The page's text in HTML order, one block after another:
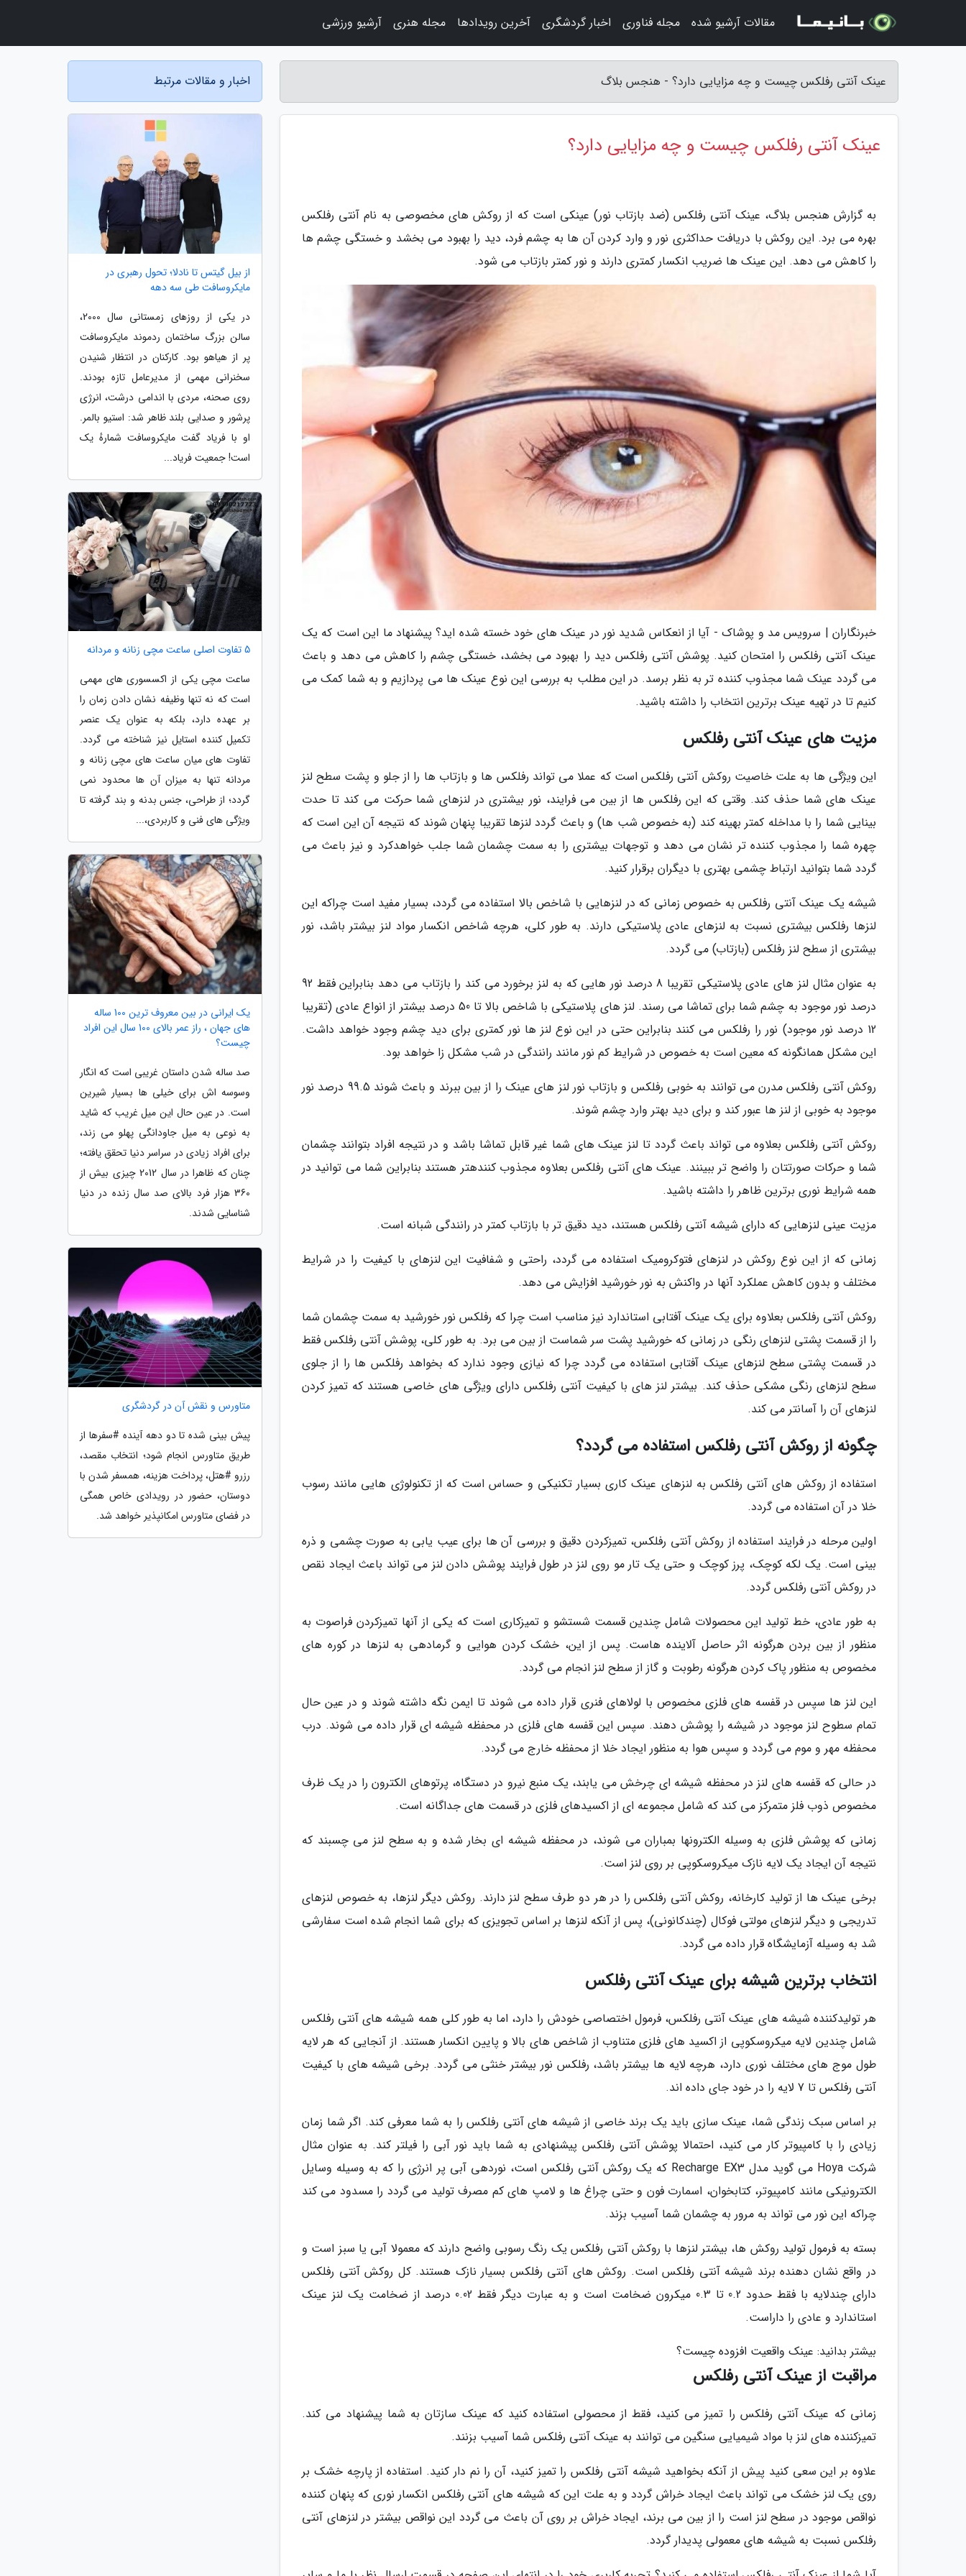
عینک آنتی رفلکس چیست و چه مزایایی دارد؟ - هنجس بلاگ
عینک آنتی رفلکس چیست و چه مزایایی دارد؟
به گزارش هنجس بلاگ، عینک آنتی رفلکس (ضد بازتاب نور) عینکی است که از روکش های مخصوصی به نام آنتی رفلکس
بهره می برد. این روکش با دریافت حداکثری نور و وارد کردن آن ها به چشم فرد، دید را بهبود می بخشد و خستگی چشم ها
را کاهش می دهد. این عینک ها ضریب انکسار کمتری دارند و نور کمتر بازتاب می شود.
خبرنگاران | سرویس مد و پوشاک - آیا از انعکاس شدید نور در عینک های خود خسته شده اید؟ پیشنهاد ما این است که یک
عینک آنتی رفلکس را امتحان کنید. پوشش آنتی رفلکس دید را بهبود می بخشد، خستگی چشم را کاهش می دهد و باعث
می گردد عینک شما مجذوب کننده تر به نظر برسد. در این مطلب به بررسی این نوع عینک ها می پردازیم و به شما کمک می
کنیم تا در تهیه عینک برترین انتخاب را داشته باشید.
مزیت های عینک آنتی رفلکس
این ویژگی ها به علت خاصیت روکش آنتی رفلکس است که عملا می تواند رفلکس ها و بازتاب ها را از جلو و پشت سطح لنز
عینک های شما حذف کند. وقتی که این رفلکس ها از بین می فرایند، نور بیشتری در لنزهای شما حرکت می کند تا حدت
بینایی شما را با مداخله کمتر بهینه کند (به خصوص شب ها) و باعث گردد لنزها تقریبا پنهان شوند که نتیجه آن این است که
چهره شما را مجذوب کننده تر نشان می دهد و توجهات بیشتری را به سمت چشمان شما جلب خواهدکرد و نیز باعث می
گردد شما بتوانید ارتباط چشمی بهتری با دیگران برقرار کنید.
شیشه یک عینک آنتی رفلکس به خصوص زمانی که در لنزهایی با شاخص بالا استفاده می گردد، بسیار مفید است چراکه این
لنزها رفلکس بیشتری نسبت به لنزهای عادی پلاستیکی دارند. به طور کلی، هرچه شاخص انکسار مواد لنز بیشتر باشد، نور
بیشتری از سطح لنز رفلکس (بازتاب) می گردد.
به عنوان مثال لنز های عادی پلاستیکی تقریبا 8 درصد نور هایی که به لنز برخورد می کند را بازتاب می دهد بنابراین فقط 92
درصد نور موجود به چشم شما برای تماشا می رسند. لنز های پلاستیکی با شاخص بالا تا 50 درصد بیشتر از انواع عادی (تقریبا
12 درصد نور موجود) نور را رفلکس می کنند بنابراین حتی در این نوع لنز ها نور کمتری برای دید چشم وجود خواهد داشت.
این مشکل همانگونه که معین است به خصوص در شرایط کم نور مانند رانندگی در شب مشکل زا خواهد بود.
روکش آنتی رفلکس مدرن می توانند به خوبی رفلکس و بازتاب نور لنز های عینک را از بین ببرند و باعث شوند 99.5 درصد نور
موجود به خوبی از لنز ها عبور کند و برای دید بهتر وارد چشم شوند.
روکش آنتی رفلکس بعلاوه می تواند باعث گردد تا لنز عینک های شما غیر قابل تماشا باشد و در نتیجه افراد بتوانند چشمان
شما و حرکات صورتتان را واضح تر ببینند. عینک های آنتی رفلکس بعلاوه مجذوب کنندهتر هستند بنابراین شما می توانید در
همه شرایط نوری برترین ظاهر را داشته باشید.
مزیت عینی لنزهایی که دارای شیشه آنتی رفلکس هستند، دید دقیق تر با بازتاب کمتر در رانندگی شبانه است.
زمانی که از این نوع روکش در لنزهای فتوکرومیک استفاده می گردد، راحتی و شفافیت این لنزهای با کیفیت را در شرایط
مختلف و بدون کاهش عملکرد آنها در واکنش به نور خورشید افزایش می دهد.
روکش آنتی رفلکس بعلاوه برای یک عینک آفتابی استاندارد نیز مناسب است چرا که رفلکس نور خورشید به سمت چشمان شما
را از قسمت پشتی لنزهای رنگی در زمانی که خورشید پشت سر شماست از بین می برد. به طور کلی، پوشش آنتی رفلکس فقط
در قسمت پشتی سطح لنزهای عینک آفتابی استفاده می گردد چرا که نیازی وجود ندارد که بخواهد رفلکس ها را از جلوی
سطح لنزهای رنگی مشکی حذف کند. بیشتر لنز های با کیفیت آنتی رفلکس دارای ویژگی های خاصی هستند که تمیز کردن
لنزهای آن را آسانتر می کند.
چگونه از روکش آنتی رفلکس استفاده می گردد؟
استفاده از روکش های آنتی رفلکس به لنزهای عینک کاری بسیار تکنیکی و حساس است که از تکنولوژی هایی مانند رسوب
خلا در آن استفاده می گردد.
اولین مرحله در فرایند استفاده از روکش آنتی رفلکس، تمیزکردن دقیق و بررسی آن ها برای عیب یابی به صورت چشمی و ذره
بینی است. یک لکه کوچک، پرز کوچک و حتی یک تار مو روی لنز در طول فرایند پوشش دادن لنز می تواند باعث ایجاد نقص
در روکش آنتی رفلکس گردد.
به طور عادی، خط تولید این محصولات شامل چندین قسمت شستشو و تمیزکاری است که یکی از آنها تمیزکردن فراصوت به
منظور از بین بردن هرگونه اثر حاصل آلاینده هاست. پس از این، خشک کردن هوایی و گرمادهی به لنزها در کوره های
مخصوص به منظور پاک کردن هرگونه رطوبت و گاز از سطح لنز انجام می گردد.
این لنز ها سپس در قفسه های فلزی مخصوص با لولاهای فنری قرار داده می شوند تا ایمن نگه داشته شوند و در عین حال
تمام سطوح لنز موجود در شیشه را پوشش دهند. سپس این قفسه های فلزی در محفظه شیشه ای قرار داده می شوند. درب
محفظه مهر و موم می گردد و سپس هوا به منظور ایجاد خلا از محفظه خارج می گردد.
در حالی که قفسه های لنز در محفظه شیشه ای چرخش می یابند، یک منبع نیرو در دستگاه، پرتوهای الکترون را در یک ظرف
مخصوص ذوب فلز متمرکز می کند که شامل مجموعه ای از اکسیدهای فلزی در قسمت های جداگانه است.
زمانی که پوشش فلزی به وسیله الکترونها بمباران می شوند، در محفظه شیشه ای بخار شده و به سطح لنز می چسبند که
نتیجه آن ایجاد یک لایه نازک میکروسکوپی بر روی لنز است.
برخی عینک ها از تولید کارخانه، روکش آنتی رفلکس را در هر دو طرف سطح لنز دارند. روکش دیگر لنزها، به خصوص لنزهای
تدریجی و دیگر لنزهای مولتی فوکال (چندکانونی)، پس از آنکه لنزها بر اساس تجویزی که برای شما انجام شده است سفارشی
شد به وسیله آزمایشگاه قرار داده می گردد.
انتخاب برترین شیشه برای عینک آنتی رفلکس
هر تولیدکننده شیشه های عینک آنتی رفلکس، فرمول اختصاصی خودش را دارد، اما به طور کلی همه شیشه های آنتی رفلکس
شامل چندین لایه میکروسکوپی از اکسید های فلزی متناوب از شاخص های بالا و پایین انکسار هستند. از آنجایی که هر لایه
طول موج های مختلف نوری دارد، هرچه لایه ها بیشتر باشد، رفلکس نور بیشتر خنثی می گردد. برخی شیشه های با کیفیت
آنتی رفلکس تا 7 لایه را در خود جای داده اند.
بر اساس سبک زندگی شما، عینک سازی باید یک برند خاصی از شیشه های آنتی رفلکس را به شما معرفی کند. اگر شما زمان
زیادی را با کامپیوتر کار می کنید، احتمالا پوشش آنتی رفلکس پیشنهادی به شما باید نور آبی را فیلتر کند. به عنوان مثال
شرکت Hoya می گوید مدل Recharge EX3 که یک روکش آنتی رفلکس است، نوردهی آبی پر انرژی را که به وسیله وسایل
الکترونیکی مانند کامپیوتر، کتابخوان، اسمارت فون و حتی چراغ ها و لامپ های کم مصرف تولید می گردد را مسدود می کند
چراکه این نور می تواند به مرور به چشمان شما آسیب بزند.
بسته به فرمول تولید روکش ها، بیشتر لنزها با روکش آنتی رفلکس یک رنگ رسوبی واضح دارند که معمولا آبی یا سبز است و
در واقع نشان دهنده برند شیشه آنتی رفلکس است. روکش های آنتی رفلکس بسیار نازک هستند. کل روکش آنتی رفلکس
دارای چندلایه با فقط حدود 0.2 تا 0.3 میکرون ضخامت است و به عبارت دیگر فقط 0.02 درصد از ضخامت یک لنز عینک
استاندارد و عادی را داراست.
بیشتر بدانید: عینک واقعیت افزوده چیست؟
مراقبت از عینک آنتی رفلکس
زمانی که عینک آنتی رفلکس را تمیز می کنید، فقط از محصولی استفاده کنید که عینک سازتان به شما پیشنهاد می کند.
تمیزکننده های لنز با مواد شیمیایی سنگین می توانند به عینک آنتی رفلکس شما آسیب بزنند.
علاوه بر این سعی کنید پیش از آنکه بخواهید شیشه آنتی رفلکس را تمیز کنید، آن را نم دار کنید. استفاده از پارچه خشک بر
روی یک لنز خشک می تواند باعث ایجاد خراش گردد و به علت این که شیشه های آنتی رفلکس انکسار نوری که پنهان کننده
نواقص موجود در سطح لنز است را از بین می برند، ایجاد خراش بر روی آن باعث می گردد این نواقص بیشتر در لنزهای آنتی
رفلکس نسبت به شیشه های معمولی پدیدار گردد.
اخبار و مقالات مرتبط
از بیل گیتس تا نادلا؛ تحول رهبری در
مایکروسافت طی سه دهه
در یکی از روزهای زمستانی سال 2000،
سالن بزرگ ساختمان ردموند مایکروسافت
پر از هیاهو بود. کارکنان در انتظار شنیدن
سخنرانی مهمی از مدیرعامل تازه بودند.
روی صحنه، مردی با اندامی درشت، انرژی
پرشور و صدایی بلند ظاهر شد: استیو بالمر.
او با فریاد گفت مایکروسافت شمارهٔ یک
است! جمعیت فریاد...
5 تفاوت اصلی ساعت مچی زنانه و مردانه
ساعت مچی یکی از اکسسوری های مهمی
است که نه تنها وظیفه نشان دادن زمان را
بر عهده دارد، بلکه به عنوان یک عنصر
تکمیل کننده استایل نیز شناخته می گردد.
تفاوت های میان ساعت های مچی زنانه و
مردانه تنها به میزان آن ها محدود نمی
گردد؛ از طراحی، جنس بدنه و بند گرفته تا
ویژگی های فنی و کاربردی،...
یک ایرانی در بین معروف ترین 100 ساله
های جهان ، راز عمر بالای 100 سال این افراد
چیست؟
صد ساله شدن داستان غریبی است که انگار
وسوسه اش برای خیلی ها بسیار شیرین
است. در عین حال این میل غریب که شاید
به نوعی به میل جاودانگی پهلو می زند،
برای افراد زیادی در سراسر دنیا تحقق یافته؛
چنان که ظاهرا در سال 2012 چیزی بیش از
360 هزار فرد بالای صد سال زنده در دنیا
شناسایی شدند.
متاورس و نقش آن در گردشگری
پیش بینی شده تا دو دهه آینده #سفرها از
طریق متاورس انجام شود؛ انتخاب مقصد،
رزرو #هتل، پرداخت هزینه، همسفر شدن با
دوستان، حضور در رویدادی خاص همگی
در فضای متاورس امکانپذیر خواهد شد.
مقالات آرشیو شده مجله فناوری اخبار گردشگری آخرین رویدادها مجله هنری آرشیو ورزشی